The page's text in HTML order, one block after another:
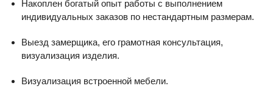
Накоплен богатый опыт работы с выполнением
индивидуальных заказов по нестандартным размерам.
Выезд замерщика, его грамотная консультация,
визуализация изделия.
Визуализация встроенной мебели.